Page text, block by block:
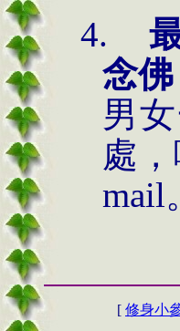
4.
念
男
處
mail
[ 修身小